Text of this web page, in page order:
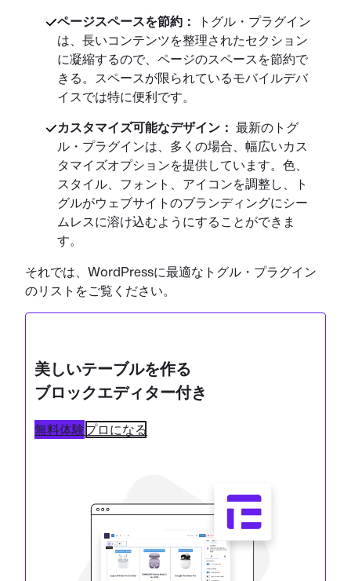
ページスペースを節約：
トグル・プラグイン
は、長いコンテンツを整理されたセクション
に凝縮するので、ページのスペースを節約で
きる。スペースが限られているモバイルデバ
イスでは特に便利です。
カスタマイズ可能なデザイン： 最新のトグ
ル・プラグインは、多くの場合、幅広いカス
タマイズオプションを提供しています。色、
スタイル、フォント、アイコンを調整し、ト
グルがウェブサイトのブランディングにシー
ムレスに溶け込むようにすることができま
す。
それでは、WordPressに最適なトグル・プラグイン
のリストをご覧ください。
美しいテーブルを作る
ブロックエディター付き
無料体験プロになる